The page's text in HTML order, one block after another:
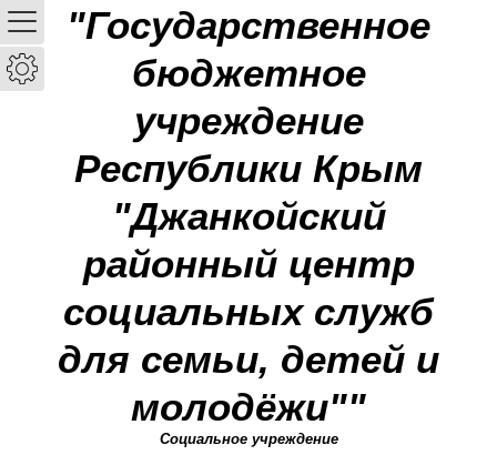
"Государственное
бюджетное
учреждение
Республики Крым
"Джанкойский
районный центр
социальных служб
для семьи, детей и
молодёжи""
Социальное учреждение